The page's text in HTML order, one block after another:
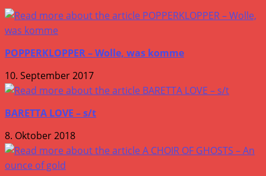
POPPERKLOPPER – Wolle, was komme
10. September 2017
BARETTA LOVE – s/t
8. Oktober 2018